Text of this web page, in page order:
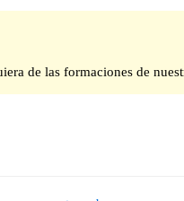
de las formaciones de